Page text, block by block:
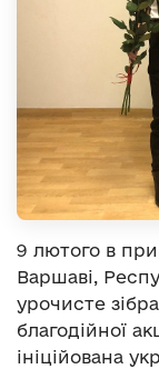
9 лютого в
Варшаві,
урочисте
благодійної
ініційована